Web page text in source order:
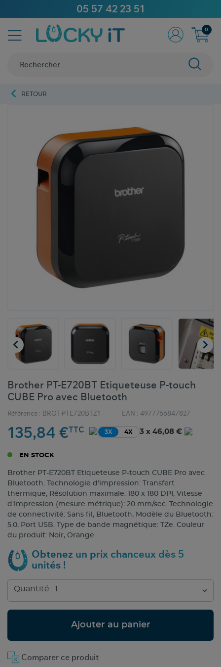
05 57 42 23 51
0
RETOUR
 
Brother PT-E720BT Etiqueteuse P-touch
CUBE Pro avec Bluetooth
Référence : BROT-PTE720BTZ1 EAN : 4977766847827
135,84 €TTC 3X 4X 3 x 46,08 €
EN STOCK
Brother PT-E720BT Etiqueteuse P-touch CUBE Pro avec
Bluetooth. Technologie d'impression: Transfert
thermique, Résolution maximale: 180 x 180 DPI, Vitesse
d'impression (mesure métrique): 20 mm/sec. Technologie
de connectivité: Sans fil, Bluetooth, Modèle du Bluetooth:
5.0, Port USB. Type de bande magnétique: TZe. Couleur
du produit: Noir, Orange
Obtenez un prix chanceux dès 5
unités !
Ajouter au panier
Comparer ce produit